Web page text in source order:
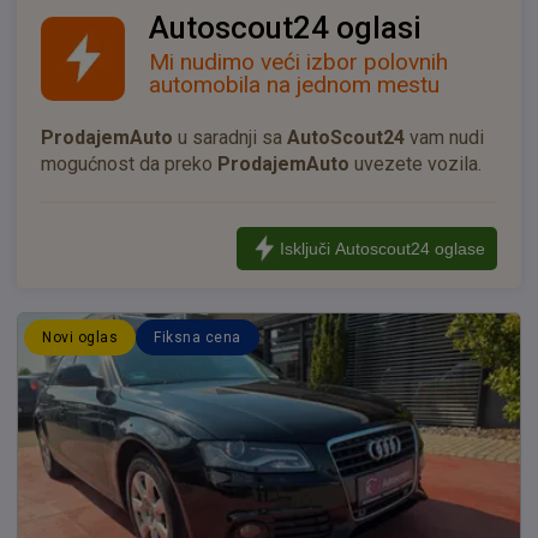
Autoscout24 oglasi
Mi nudimo veći izbor polovnih
automobila na jednom mestu
ProdajemAuto u saradnji sa AutoScout24 vam nudi
mogućnost da preko ProdajemAuto uvezete vozila.
Isključi Autoscout24 oglase
Novi oglas Fiksna cena